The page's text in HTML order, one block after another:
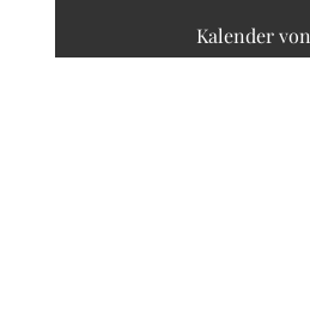
Kalender von